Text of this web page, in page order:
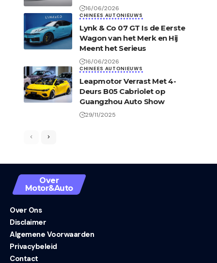
16/06/2026
CHINEES AUTONIEUWS
Lynk & Co 07 GT Is de Eerste
Wagon van het Merk en Hij
Meent het Serieus
16/06/2026
CHINEES AUTONIEUWS
Leapmotor Verrast Met 4-
Deurs B05 Cabriolet op
Guangzhou Auto Show
29/11/2025
Over
Motor&Auto
Over Ons
Disclaimer
Algemene Voorwaarden
Privacybeleid
Contact